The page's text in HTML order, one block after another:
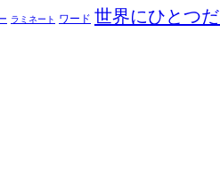
ラミネート ワード 世界にひとつ